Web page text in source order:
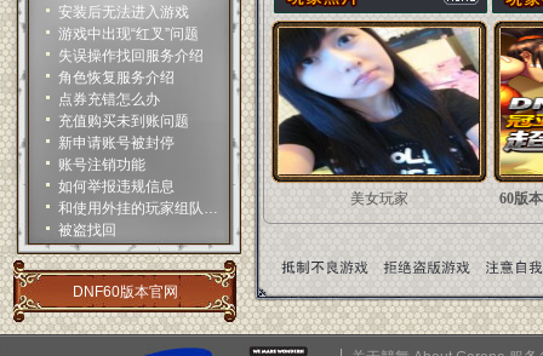
安装后无法进入游戏
游戏中出现“红叉”问题
失误操作找回服务介绍
角色恢复服务介绍
点券充错怎么办
充值购买未到账问题
新申请账号被封停
账号注销功能
如何举报违规信息
和使用外挂的玩家组队会被惩罚吗
被盗找回
DNF60版本官网
美女玩家 60版